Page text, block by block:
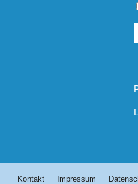
Kontakt Impressum